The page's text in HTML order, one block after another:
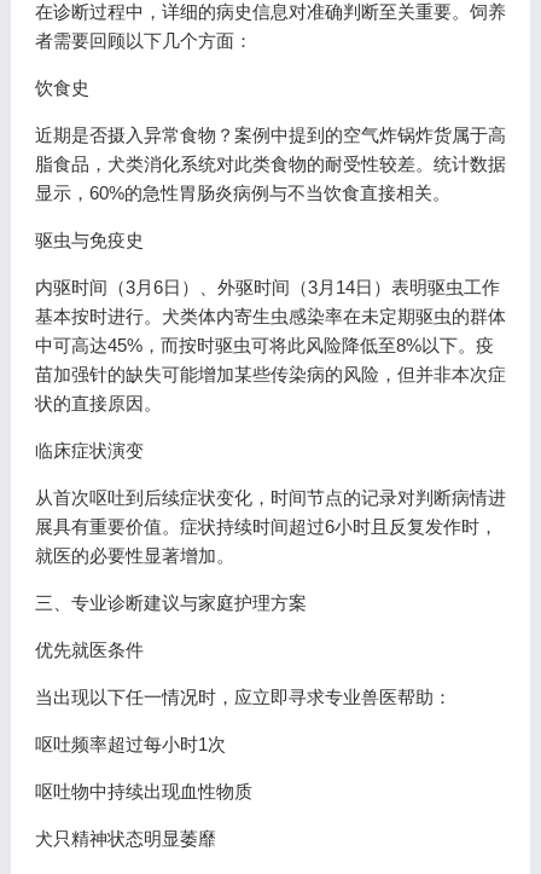
在诊断过程中，详细的病史信息对准确判断至关重要。饲养
者需要回顾以下几个方面：
饮食史
近期是否摄入异常食物？案例中提到的空气炸锅炸货属于高
脂食品，犬类消化系统对此类食物的耐受性较差。统计数据
显示，60%的急性胃肠炎病例与不当饮食直接相关。
驱虫与免疫史
内驱时间（3月6日）、外驱时间（3月14日）表明驱虫工作
基本按时进行。犬类体内寄生虫感染率在未定期驱虫的群体
中可高达45%，而按时驱虫可将此风险降低至8%以下。疫
苗加强针的缺失可能增加某些传染病的风险，但并非本次症
状的直接原因。
临床症状演变
从首次呕吐到后续症状变化，时间节点的记录对判断病情进
展具有重要价值。症状持续时间超过6小时且反复发作时，
就医的必要性显著增加。
三、专业诊断建议与家庭护理方案
优先就医条件
当出现以下任一情况时，应立即寻求专业兽医帮助：
呕吐频率超过每小时1次
呕吐物中持续出现血性物质
犬只精神状态明显萎靡